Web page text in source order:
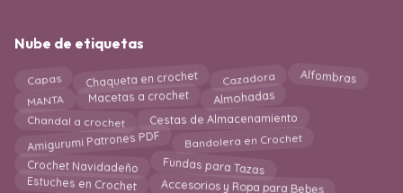
Nube de etiquetas
Capas Chaqueta en crochet Cazadora Alfombras
MANTA Macetas a crochet Almohadas
Chandal a crochet Cestas de Almacenamiento
Amigurumi Patrones PDF Bandolera en Crochet
Crochet Navidadeño Fundas para Tazas
Estuches en Crochet Accesorios y Ropa para Bebes